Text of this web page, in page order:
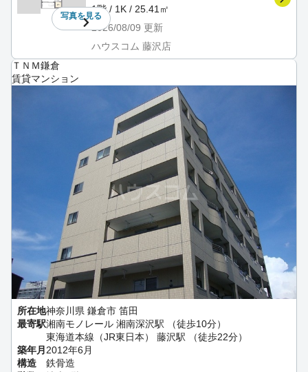
写真を見る
1階 / 1K / 25.41㎡
2026/08/09 更新
ハウスコム 藤沢店
ＴＮＭ鎌倉
賃貸マンション
所在地神奈川県 鎌倉市 笛田
最寄駅湘南モノレール 湘南深沢駅 （徒歩10分）
東海道本線（JR東日本） 藤沢駅 （徒歩22分）
築年月 2012年6月
構造
鉄骨造